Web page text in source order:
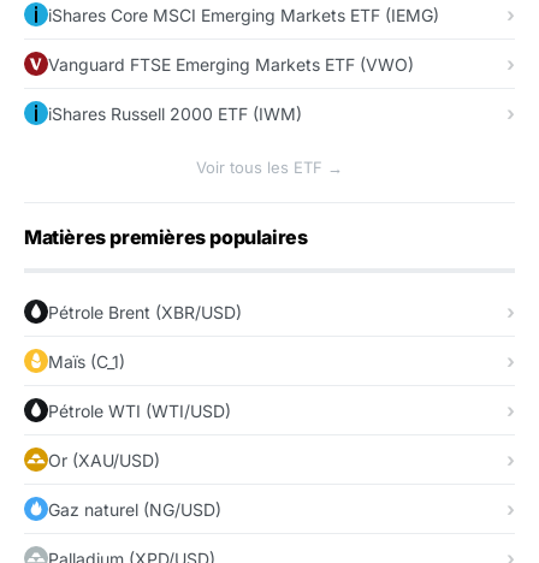
iShares Core MSCI Emerging Markets ETF (IEMG)
Vanguard FTSE Emerging Markets ETF (VWO)
iShares Russell 2000 ETF (IWM)
Voir tous les ETF →
Matières premières populaires
Pétrole Brent (XBR/USD)
Maïs (C_1)
Pétrole WTI (WTI/USD)
Or (XAU/USD)
Gaz naturel (NG/USD)
Palladium (XPD/USD)